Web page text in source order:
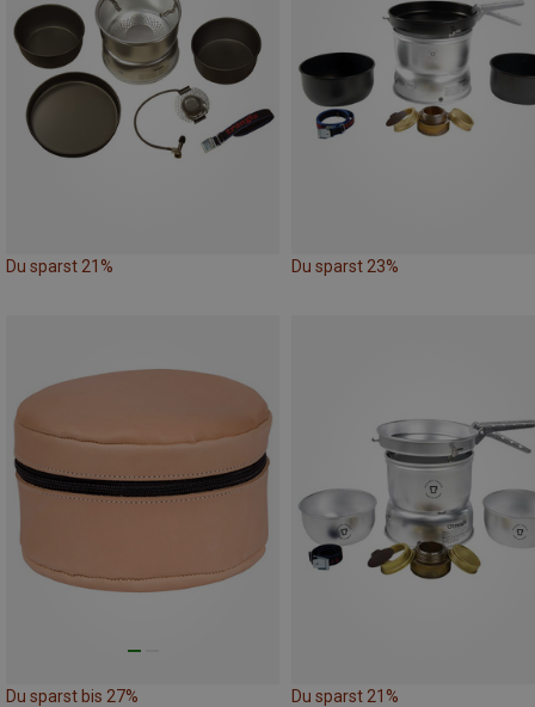
Du sparst 21% Du sparst 23%
Du sparst bis 27% Du sparst 21%